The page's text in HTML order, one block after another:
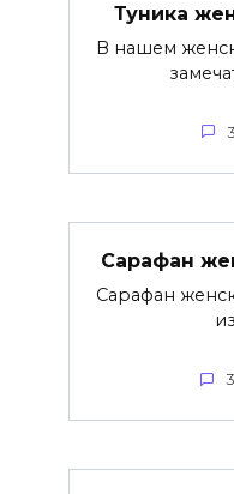
Туника
В нашем
3
Сарафан
Сарафан
3